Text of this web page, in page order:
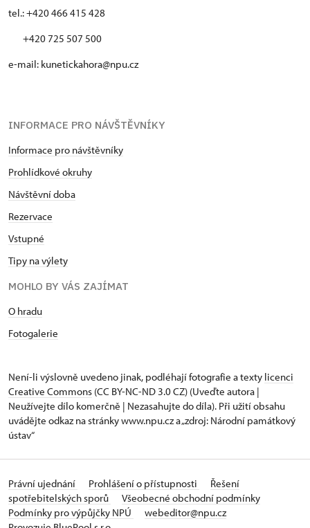
tel.: +420 466 415 428
+420 725 507 500
e-mail: kunetickahora@npu.cz
INFORMACE PRO NÁVŠTĚVNÍKY
Informace pro návštěvníky
Prohlídkové okruhy
Návštěvní doba
Rezervace
Vstupné
Tipy na výlety
MOHLO BY VÁS ZAJÍMAT
O hradu
Fotogalerie
Není-li výslovně uvedeno jinak, podléhají fotografie a texty licenci
Creative Commons (CC BY-NC-ND 3.0 CZ) (Uveďte autora |
Neužívejte dílo komerčně | Nezasahujte do díla). Při užití obsahu
uvádějte odkaz na stránky www.npu.cz a „zdroj: Národní památkový
ústav“
Právní ujednání Prohlášení o přístupnosti
Řešení
spotřebitelských sporů
Všeobecné obchodní podmínky
Podmínky pro výpůjčky NPÚ
webeditor@npu.cz